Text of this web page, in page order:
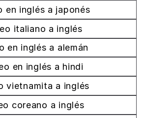
en inglés a japonés
italiano a inglés
en inglés a alemán
en inglés a hindi
vietnamita a inglés
coreano a inglés